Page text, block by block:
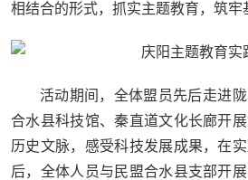
相结合的形式，抓实主题教育，筑牢
活动期间，全体盟员先后走进
合水县科技馆、秦直道文化长廊开
历史文脉，感受科技发展成果，在
后，全体人员与民盟合水县支部开